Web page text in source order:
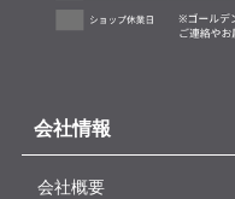
会社情報
会社概要